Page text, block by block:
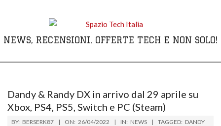
NEWS, RECENSIONI, OFFERTE TECH E NON SOLO!
MenuDandy & Randy DX in arrivo dal 29 aprile su
Xbox, PS4, PS5, Switch e PC (Steam)
BY: BERSERK87 ON: 26/04/2022 IN: NEWS TAGGED: DANDY